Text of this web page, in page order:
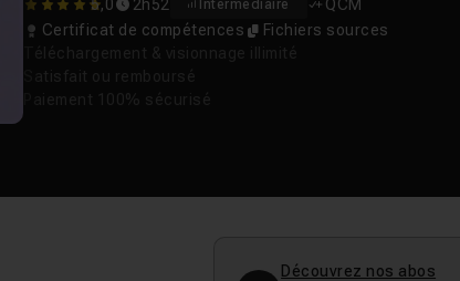
5 5,0 2h52 Intermédiaire
QCM
Certificat de compétences
Fichiers sources
Découvrez nos abos